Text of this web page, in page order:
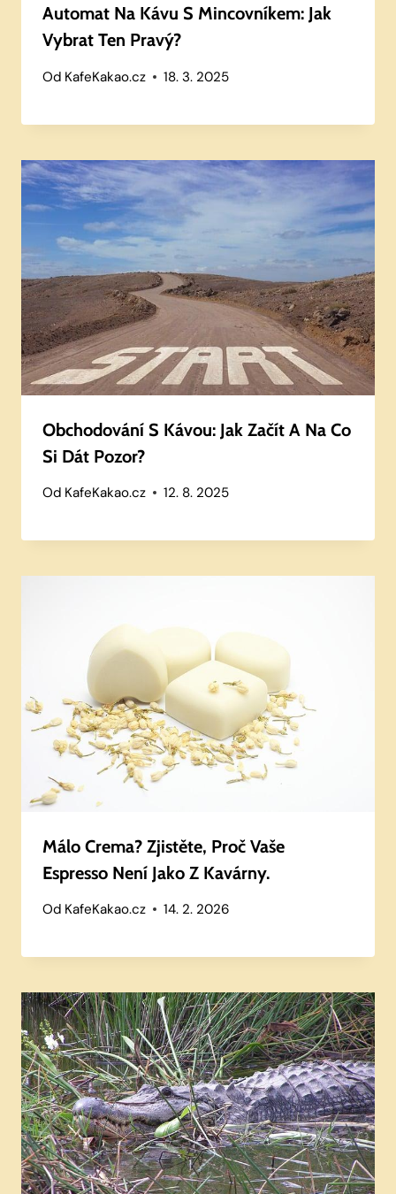
Automat Na Kávu S Mincovníkem: Jak
Vybrat Ten Pravý?
Od KafeKakao.cz 18. 3. 2025
Obchodování S Kávou: Jak Začít A Na Co
Si Dát Pozor?
Od KafeKakao.cz 12. 8. 2025
Málo Crema? Zjistěte, Proč Vaše
Espresso Není Jako Z Kavárny.
Od KafeKakao.cz 14. 2. 2026